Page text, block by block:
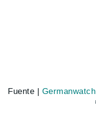
Fuente | Germanwatch